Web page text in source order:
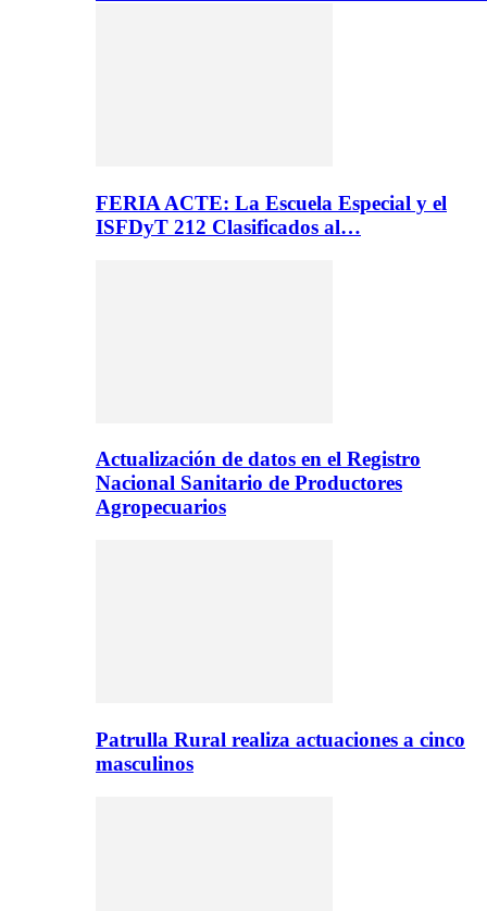
FERIA ACTE: La Escuela Especial y el
ISFDyT 212 Clasificados al…
Actualización de datos en el Registro
Nacional Sanitario de Productores
Agropecuarios
Patrulla Rural realiza actuaciones a cinco
masculinos